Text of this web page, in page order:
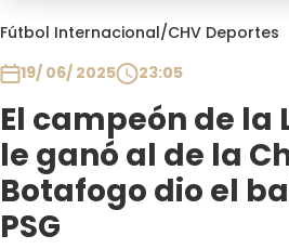
Fútbol Internacional/CHV Deportes
19/ 06/ 2025
23:05
El campeón de la
le ganó al de la
Botafogo dio el
PSG
Programas
Club De La Comedia
Contigo en Directo
Plan Perfecto
El Tiempo
Sabingo
Todos Los Programas